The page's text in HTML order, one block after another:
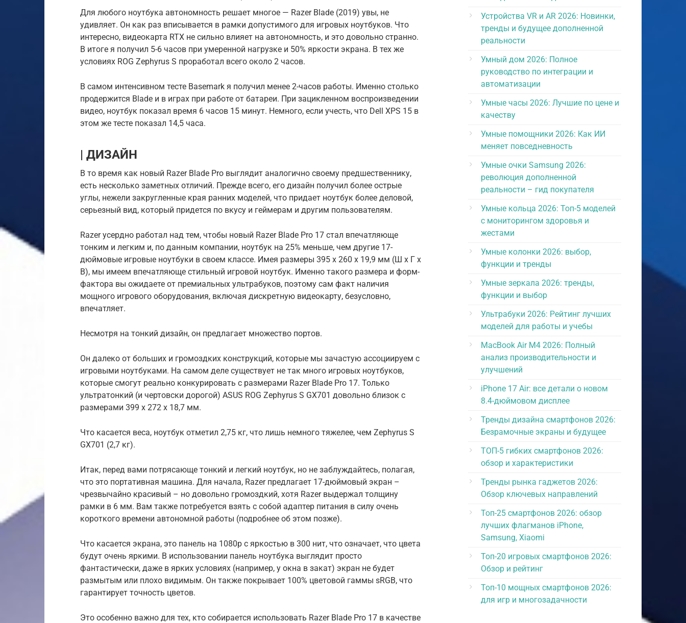
Для любого ноутбука автономность решает многое — Razer Blade (2019) увы, не
удивляет. Он как раз вписывается в рамки допустимого для игровых ноутбуков. Что
интересно, видеокарта RTX не сильно влияет на автономность, и это довольно странно.
В итоге я получил 5-6 часов при умеренной нагрузке и 50% яркости экрана. В тех же
условиях ROG Zephyrus S проработал всего около 2 часов.
В самом интенсивном тесте Basemark я получил менее 2-часов работы. Именно столько
продержится Blade и в играх при работе от батареи. При зацикленном воспроизведении
видео, ноутбук показал время 6 часов 15 минут. Немного, если учесть, что Dell XPS 15 в
этом же тесте показал 14,5 часа.
| ДИЗАЙН
В то время как новый Razer Blade Pro выглядит аналогично своему предшественнику,
есть несколько заметных отличий. Прежде всего, его дизайн получил более острые
углы, нежели закругленные края ранних моделей, что придает ноутбук более деловой,
серьезный вид, который придется по вкусу и геймерам и другим пользователям.
Razer усердно работал над тем, чтобы новый Razer Blade Pro 17 стал впечатляюще
тонким и легким и, по данным компании, ноутбук на 25% меньше, чем другие 17-
дюймовые игровые ноутбуки в своем классе. Имея размеры 395 х 260 х 19,9 мм (Ш х Г х
В), мы имеем впечатляюще стильный игровой ноутбук. Именно такого размера и форм-
фактора вы ожидаете от премиальных ультрабуков, поэтому сам факт наличия
мощного игрового оборудования, включая дискретную видеокарту, безусловно,
впечатляет.
Несмотря на тонкий дизайн, он предлагает множество портов.
Он далеко от больших и громоздких конструкций, которые мы зачастую ассоциируем с
игровыми ноутбуками. На самом деле существует не так много игровых ноутбуков,
которые смогут реально конкурировать с размерами Razer Blade Pro 17. Только
ультратонкий (и чертовски дорогой) ASUS ROG Zephyrus S GX701 довольно близок с
размерами 399 х 272 х 18,7 мм.
Что касается веса, ноутбук отметил 2,75 кг, что лишь немного тяжелее, чем Zephyrus S
GX701 (2,7 кг).
Итак, перед вами потрясающе тонкий и легкий ноутбук, но не заблуждайтесь, полагая,
что это портативная машина. Для начала, Razer предлагает 17-дюймовый экран –
чрезвычайно красивый – но довольно громоздкий, хотя Razer выдержал толщину
рамки в 6 мм. Вам также потребуется взять с собой адаптер питания в силу очень
короткого времени автономной работы (подробнее об этом позже).
Что касается экрана, это панель на 1080р с яркостью в 300 нит, что означает, что цвета
будут очень яркими. В использовании панель ноутбука выглядит просто
фантастически, даже в ярких условиях (например, у окна в закат) экран не будет
размытым или плохо видимым. Он также покрывает 100% цветовой гаммы sRGB, что
гарантирует точность цветов.
Это особенно важно для тех, кто собирается использовать Razer Blade Pro 17 в качестве
Устройства VR и AR 2026: Новинки,
тренды и будущее дополненной
реальности
Умный дом 2026: Полное
руководство по интеграции и
автоматизации
Умные часы 2026: Лучшие по цене и
качеству
Умные помощники 2026: Как ИИ
меняет повседневность
Умные очки Samsung 2026:
революция дополненной
реальности – гид покупателя
Умные кольца 2026: Топ-5 моделей
с мониторингом здоровья и
жестами
Умные колонки 2026: выбор,
функции и тренды
Умные зеркала 2026: тренды,
функции и выбор
Ультрабуки 2026: Рейтинг лучших
моделей для работы и учебы
MacBook Air M4 2026: Полный
анализ производительности и
улучшений
iPhone 17 Air: все детали о новом
8.4-дюймовом дисплее
Тренды дизайна смартфонов 2026:
Безрамочные экраны и будущее
ТОП-5 гибких смартфонов 2026:
обзор и характеристики
Тренды рынка гаджетов 2026:
Обзор ключевых направлений
Топ-25 смартфонов 2026: обзор
лучших флагманов iPhone,
Samsung, Xiaomi
Топ-20 игровых смартфонов 2026:
Обзор и рейтинг
Топ-10 мощных смартфонов 2026:
для игр и многозадачности